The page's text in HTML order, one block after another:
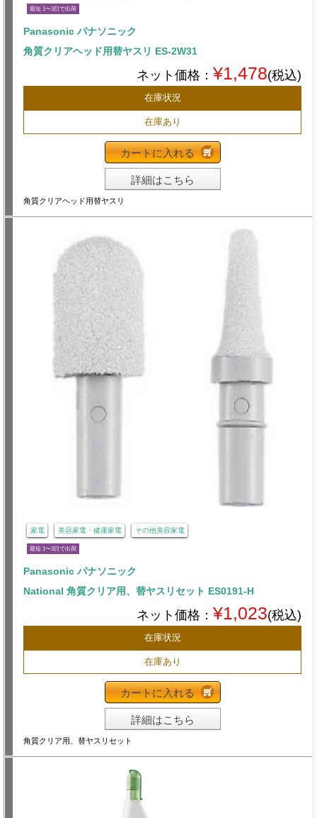
最短 1〜3日で出荷
Panasonic パナソニック
角質クリアヘッド用替ヤスリ ES-2W31
ネット価格： ¥1,478(税込)
在庫状況
在庫あり
カートに入れる
詳細はこちら
角質クリアヘッド用替ヤスリ
家電 美容家電・健康家電 その他美容家電
最短 1〜3日で出荷
Panasonic パナソニック
National 角質クリア用、替ヤスリセット ES0191-H
ネット価格： ¥1,023(税込)
在庫状況
在庫あり
カートに入れる
詳細はこちら
角質クリア用、替ヤスリセット